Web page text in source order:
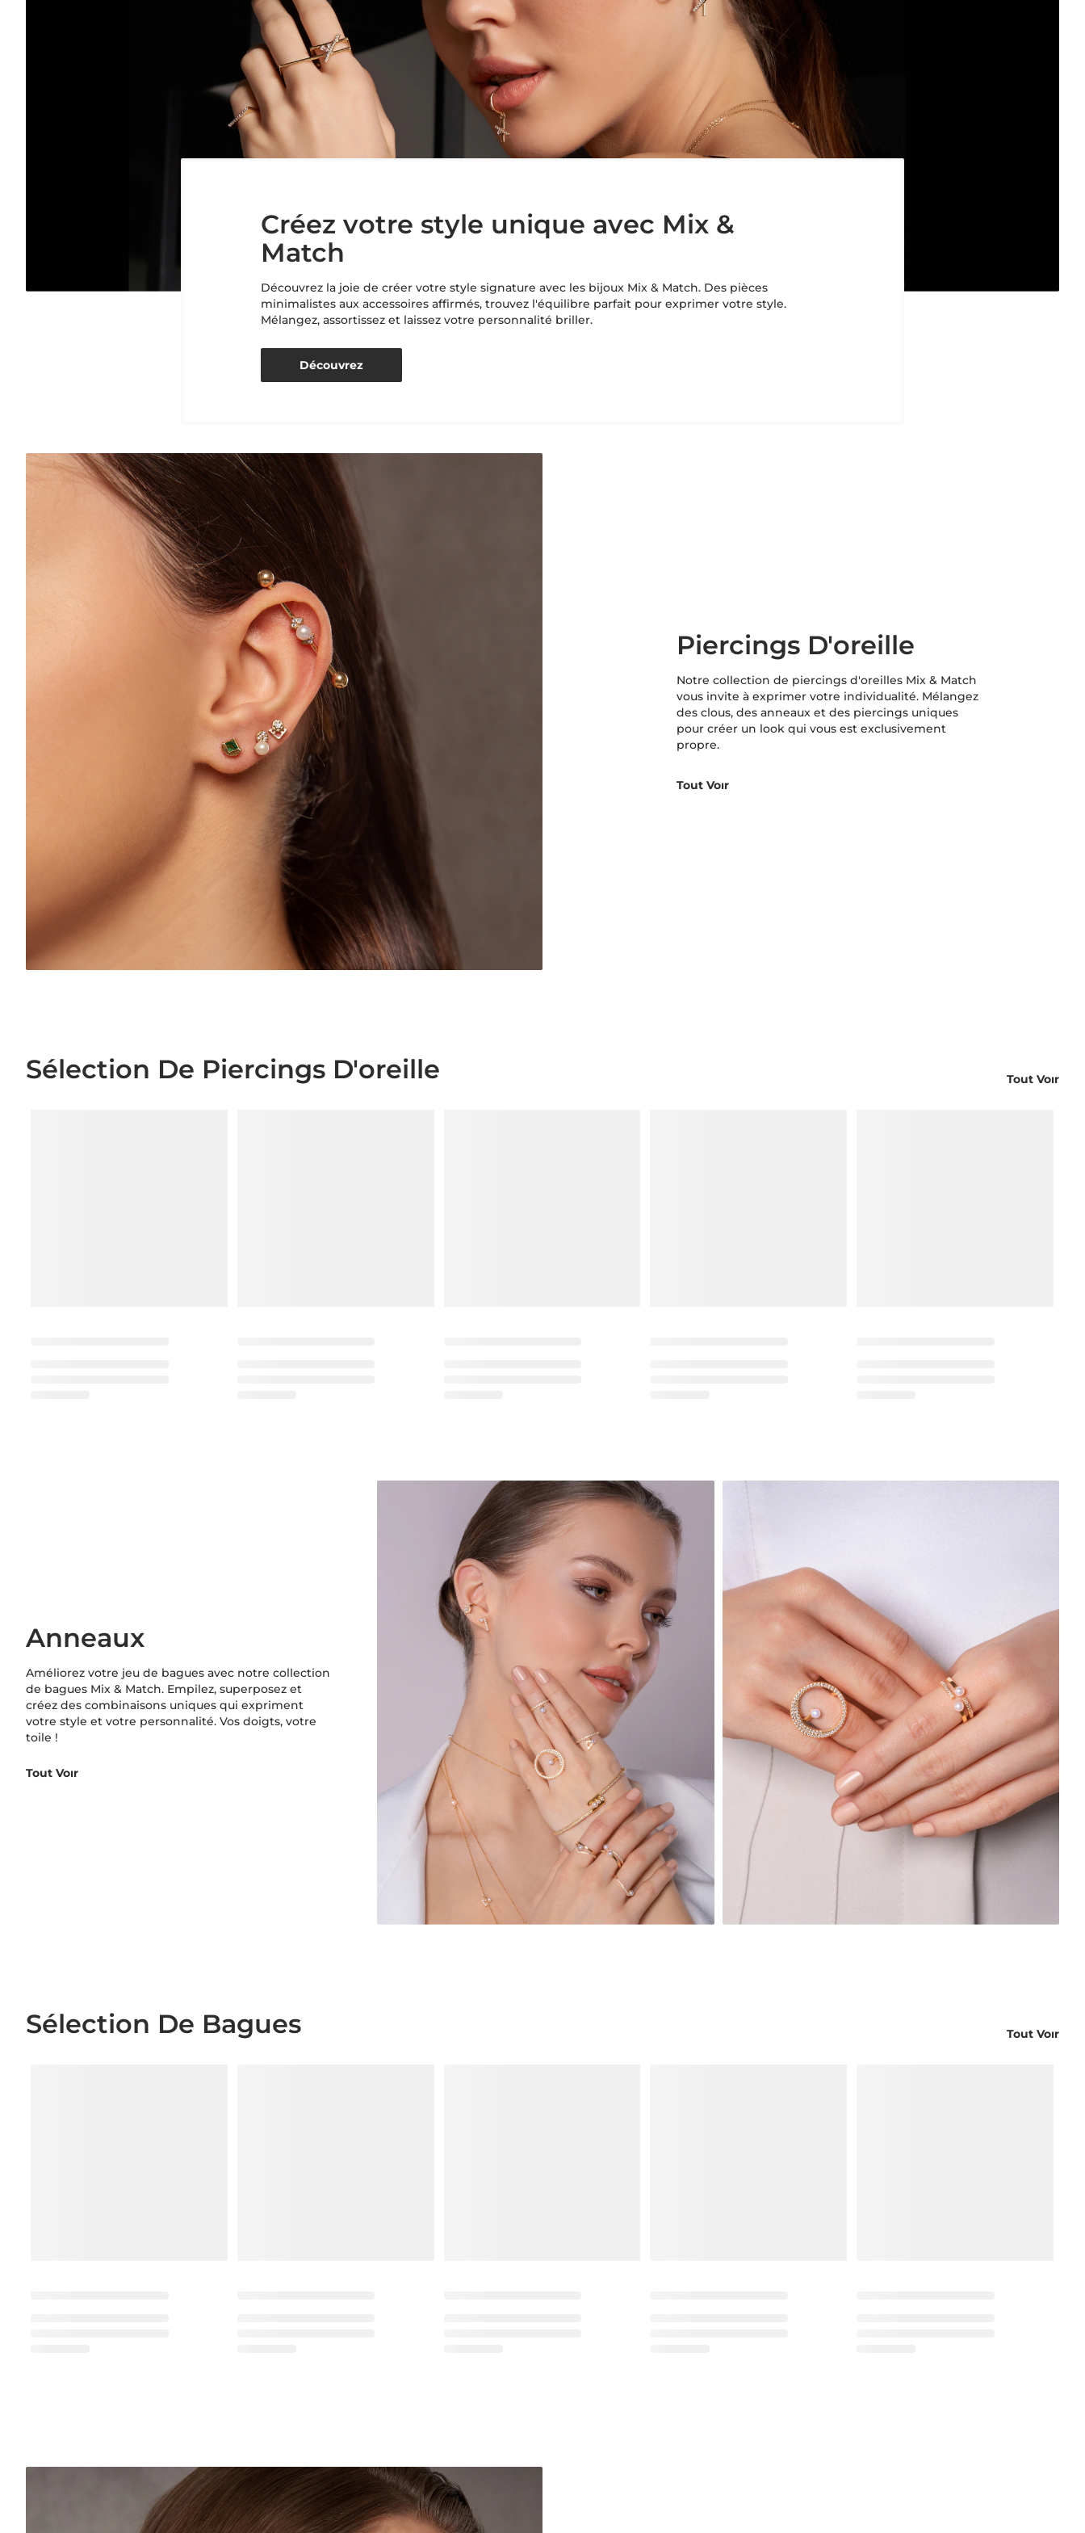
Créez votre style unique avec Mix &
Match
Découvrez la joie de créer votre style signature avec les bijoux Mix & Match. Des pièces
minimalistes aux accessoires affirmés, trouvez l'équilibre parfait pour exprimer votre style.
Mélangez, assortissez et laissez votre personnalité briller.
Découvrez
Piercings D'oreille
Notre collection de piercings d'oreilles Mix & Match
vous invite à exprimer votre individualité. Mélangez
des clous, des anneaux et des piercings uniques
pour créer un look qui vous est exclusivement
propre.
Tout Voır
Sélection De Piercings D'oreille Tout Voır
Anneaux
Améliorez votre jeu de bagues avec notre collection
de bagues Mix & Match. Empilez, superposez et
créez des combinaisons uniques qui expriment
votre style et votre personnalité. Vos doigts, votre
toile !
Tout Voır
Sélection De Bagues Tout Voır